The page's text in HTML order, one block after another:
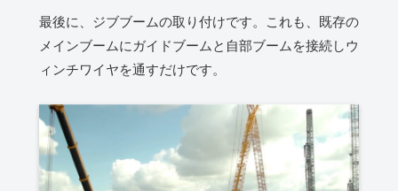
最後に、ジブブームの取り付けです。これも、既存の
メインブームにガイドブームと自部ブームを接続しウ
ィンチワイヤを通すだけです。